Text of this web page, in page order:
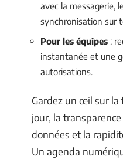
avec la messagerie,
synchronisation sur
Pour les équipes :
instantanée et une
autorisations.
Gardez un œil sur la
jour, la
données et la
Un agenda